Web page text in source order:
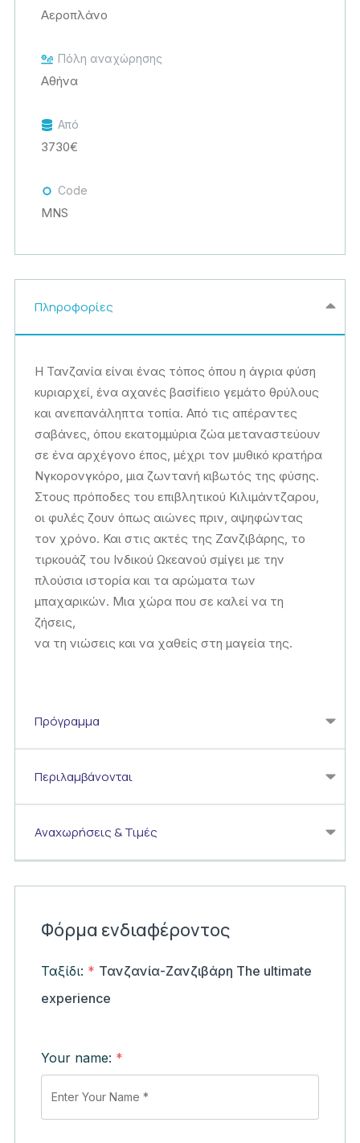
Αεροπλάνο
Πόλη αναχώρησης
Αθήνα
Από
3730€
Code
MNS
Πληροφορίες
Η Τανζανία είναι ένας τόπος όπου η άγρια φύση
κυριαρχεί, ένα αχανές βασίfiειο γεμάτο θρύλους
και ανεπανάληπτα τοπία. Από τις απέραντες
σαβάνες, όπου εκατομμύρια ζώα μεταναστεύουν
σε ένα αρχέγονο έπος, μέχρι τον μυθικό κρατήρα
Νγκορονγκόρο, μια ζωντανή κιβωτός της φύσης.
Στους πρόποδες του επιβλητικού Κιλιμάντζαρου,
οι φυλές ζουν όπως αιώνες πριν, αψηφώντας
τον χρόνο. Και στις ακτές της Ζανζιβάρης, το
τιρκουάζ του Ινδικού Ωκεανού σμίγει με την
πλούσια ιστορία και τα αρώματα των
μπαχαρικών. Μια χώρα που σε καλεί να τη
ζήσεις,
να τη νιώσεις και να χαθείς στη μαγεία της.
Πρόγραμμα
Περιλαμβάνονται
Αναχωρήσεις & Τιμές
Φόρμα ενδιαφέροντος
Ταξίδι: * Τανζανία-Ζανζιβάρη The ultimate
experience
Your name: *